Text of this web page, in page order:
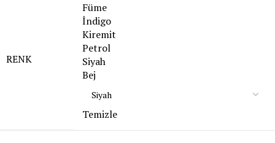
RENK
Füme
İndigo
Kiremit
Petrol
Siyah
Bej
Temizle